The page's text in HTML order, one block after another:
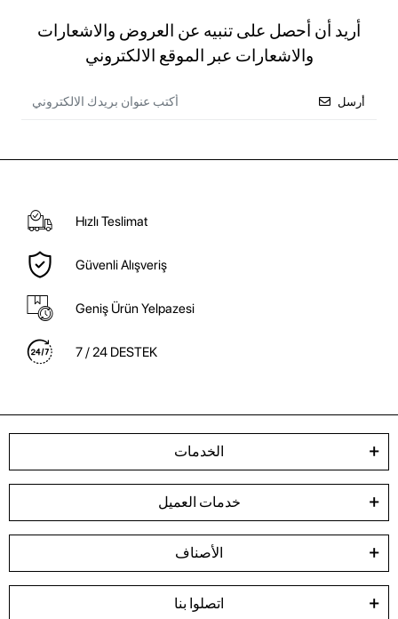
أريد أن أحصل على تنبيه عن العروض والاشعارات
والاشعارات عبر الموقع الالكتروني
أرسل
Hızlı Teslimat
Güvenli Alışveriş
Geniş Ürün Yelpazesi
7 / 24 DESTEK
الخدمات
خدمات العميل
الأصناف
اتصلوا بنا